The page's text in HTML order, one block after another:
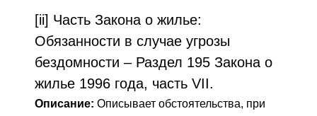
[ii] Часть Закона о жилье:
Обязанности в случае угрозы
бездомности – Раздел 195 Закона о
жилье 1996 года, часть VII.
Описание: Описывает обстоятельства, при